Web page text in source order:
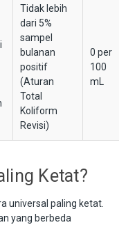
Tidak lebih
dari 5%
sampel
bulanan
positif
(Aturan
Total
Koliform
Revisi)
0 per
100
mL
Ketat?
universal paling ketat.
yang berbeda